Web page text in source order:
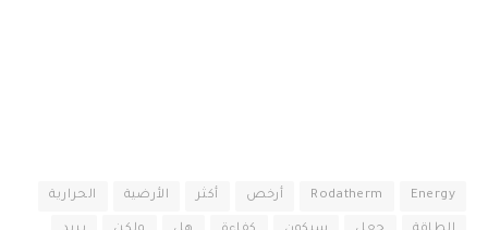
Energy
Rodatherm أرخص أكثر الأرضية الحرارية